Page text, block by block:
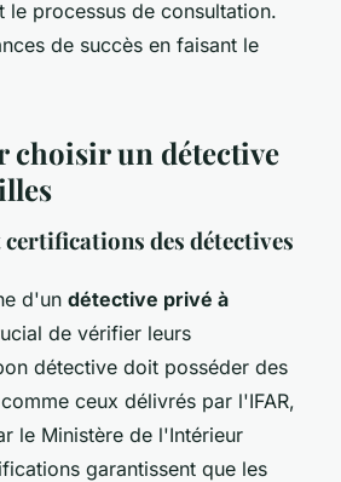
le processus de consultation.
de succès en faisant le
choisir un détective
des détectives
d'un détective privé à
de vérifier leurs
détective doit posséder des
ceux délivrés par l'IFAR,
le Ministère de l'Intérieur
garantissent que les